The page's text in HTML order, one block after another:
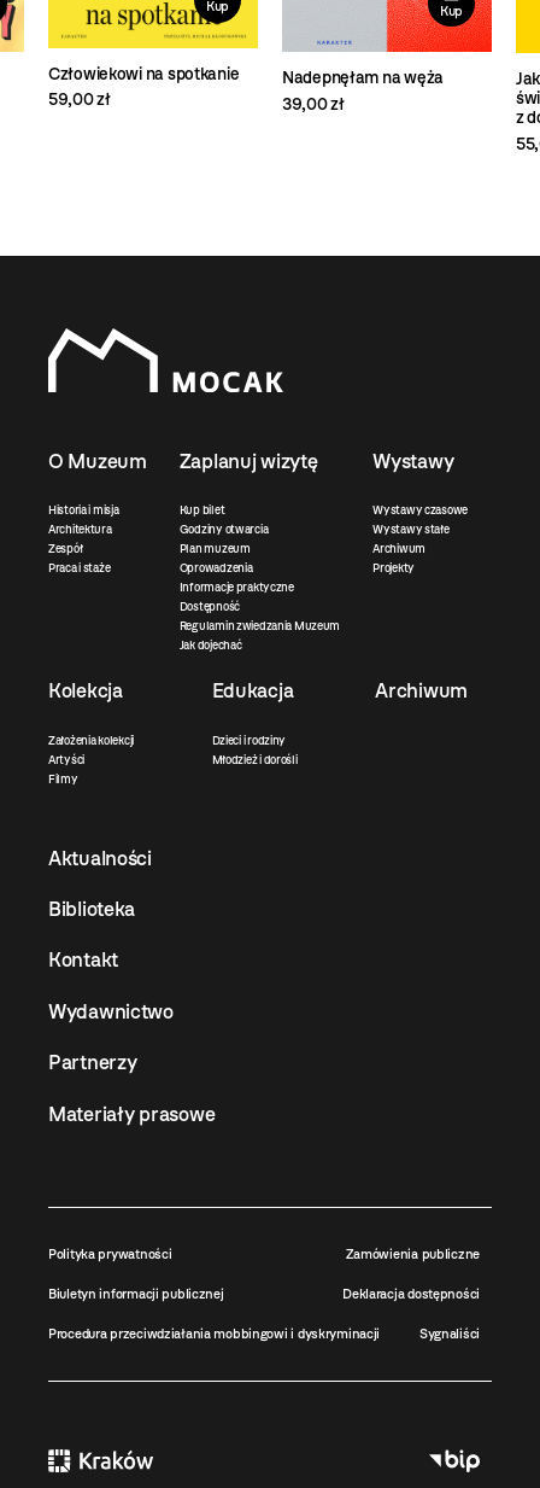
Kup
Człowiekowi na spotkanie
59,00 zł
Kup
Nadepnęłam na węża
39,00 zł
z
O Muzeum
Historia i misja
Architektura
Zespół
Praca i staże
Zaplanuj wizytę
Kup bilet
Godziny otwarcia
Plan muzeum
Oprowadzenia
Informacje praktyczne
Dostępność
Regulamin zwiedzania Muzeum
Jak dojechać
Wystawy
Wystawy czasowe
Wystawy stałe
Archiwum
Projekty
Kolekcja
Założenia kolekcji
Artyści
Filmy
Edukacja
Dzieci i rodziny
Młodzież i dorośli
Archiwum
Aktualności
Biblioteka
Kontakt
Wydawnictwo
Partnerzy
Materiały prasowe
Polityka prywatności Zamówienia publiczne
Biuletyn informacji publicznej Deklaracja dostępności
Procedura przeciwdziałania mobbingowi i dyskryminacji Sygnaliści